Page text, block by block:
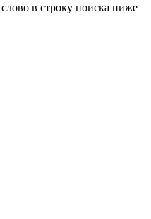
в строку поиска ниже